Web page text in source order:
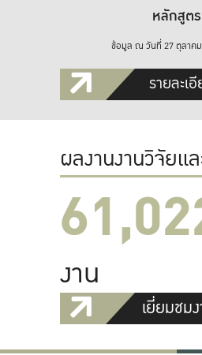
หลักสูตร
ข้อมูล ณ วันที่ 27 ตุลาค
รายละเ
ผลงานงานวิจัยแ
งาน
เยี่ยมชม